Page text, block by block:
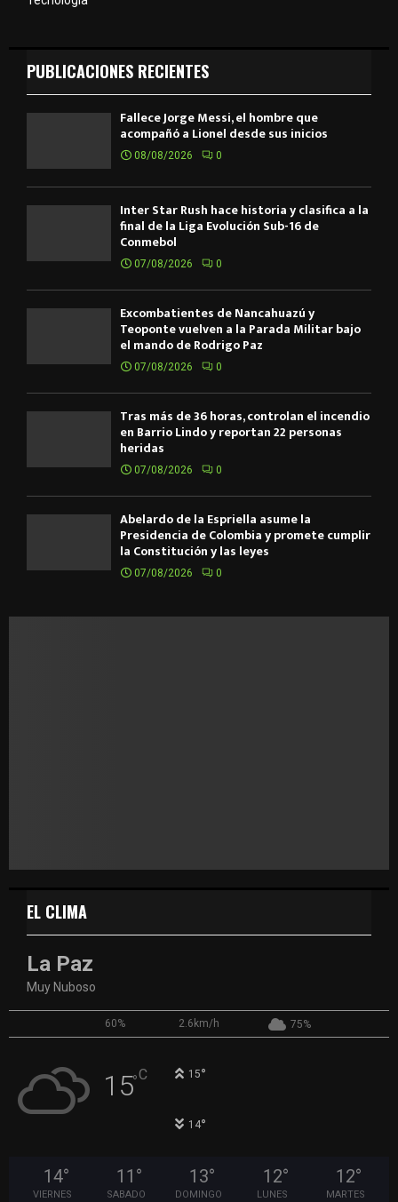
PUBLICACIONES RECIENTES
Fallece Jorge Messi, el hombre que
acompañó a Lionel desde sus inicios
08/08/2026 0
Inter Star Rush hace historia y clasifica a la
final de la Liga Evolución Sub-16 de
Conmebol
07/08/2026 0
Excombatientes de Ñancahuazú y
Teoponte vuelven a la Parada Militar bajo
el mando de Rodrigo Paz
07/08/2026 0
Tras más de 36 horas, controlan el incendio
en Barrio Lindo y reportan 22 personas
heridas
07/08/2026 0
Abelardo de la Espriella asume la
Presidencia de Colombia y promete cumplir
la Constitución y las leyes
07/08/2026 0
EL CLIMA
La Paz
Muy Nuboso
60% 2.6km/h 75%
15°C 15°
14°
14°
VIERNES
11 °
SABADO
13°
DOMINGO
12°
LUNES
12°
MARTES